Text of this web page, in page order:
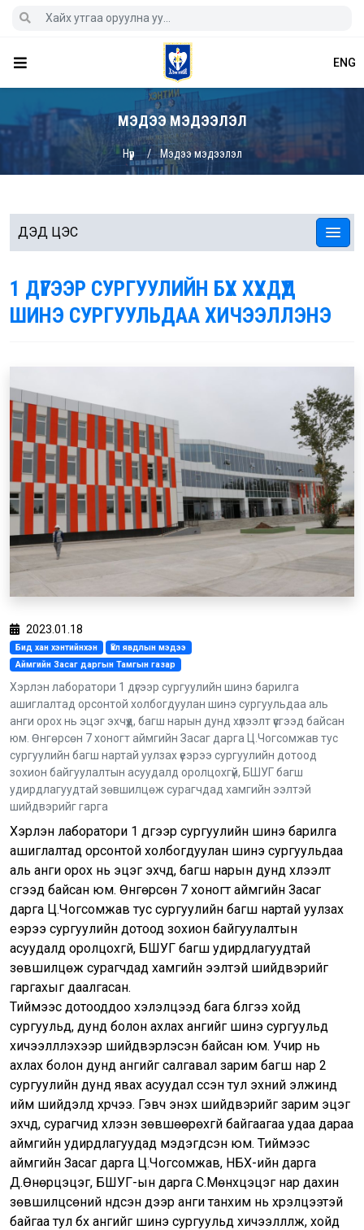
ENG
МЭДЭЭ МЭДЭЭЛЭЛ
Нүүр Мэдээ мэдээлэл
ДЭД ЦЭС
1 ДҮГЭЭР СУРГУУЛИЙН БҮХ ХҮҮХДҮҮД
ШИНЭ СУРГУУЛЬДАА ХИЧЭЭЛЛЭНЭ
2023.01.18
Бид хан хэнтийнхэн
Үйл явдлын мэдээ
Аймгийн Засаг даргын Тамгын газар
Хэрлэн лаборатори 1 дүгээр сургуулийн шинэ барилга
ашиглалтад орсонтой холбогдуулан шинэ сургуульдаа аль
анги орох нь эцэг эхчүүд, багш нарын дунд хүлээлт үүсгээд байсан
юм. Өнгөрсөн 7 хоногт аймгийн Засаг дарга Ц.Чогсомжав тус
сургуулийн багш нартай уулзах үеэрээ сургуулийн дотоод
зохион байгуулалтын асуудалд оролцохгүй, БШУГ багш
удирдлагуудтай зөвшилцөж сурагчдад хамгийн ээлтэй
шийдвэрийг гарга
Хэрлэн лаборатори 1 дүгээр сургуулийн шинэ барилга
ашиглалтад орсонтой холбогдуулан шинэ сургуульдаа
аль анги орох нь эцэг эхчүүд, багш нарын дунд хүлээлт
үүсгээд байсан юм. Өнгөрсөн 7 хоногт аймгийн Засаг
дарга Ц.Чогсомжав тус сургуулийн багш нартай уулзах
үеэрээ сургуулийн дотоод зохион байгуулалтын
асуудалд оролцохгүй, БШУГ багш удирдлагуудтай
зөвшилцөж сурагчдад хамгийн ээлтэй шийдвэрийг
гаргахыг даалгасан.
Тиймээс дотооддоо хэлэлцээд бага бүлгээ хойд
сургуульд, дунд болон ахлах ангийг шинэ сургуульд
хичээллүүлэхээр шийдвэрлэсэн байсан юм. Учир нь
ахлах болон дунд ангийг салгавал зарим багш нар 2
сургуулийн дунд явах асуудал үүссэн тул эхний элжинд
ийм шийдэлд хүрчээ. Гэвч энэхүү шийдвэрийг зарим эцэг
эхчүүд, сурагчид хүлээн зөвшөөрөхгүй байгаагаа удаа дараа
аймгийн удирдлагуудад мэдэгдсэн юм. Тиймээс
аймгийн Засаг дарга Ц.Чогсомжав, НБХ-ийн дарга
Д.Өнөрцэцэг, БШУГ-ын дарга С.Мөнхцэцэг нар дахин
зөвшилцсөний үндсэн дээр анги танхим нь хүрэлцээтэй
байгаа тул бүх ангийг шинэ сургуульд хичээллүүлж, хойд